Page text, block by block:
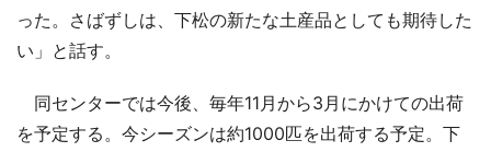
った。さばずしは、下松の新たな土産品としても期待した
い」と話す。
同センターでは今後、毎年11月から3月にかけての出荷
を予定する。今シーズンは約1000匹を出荷する予定。下